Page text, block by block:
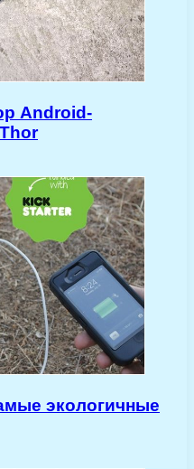
Android-
экологичные